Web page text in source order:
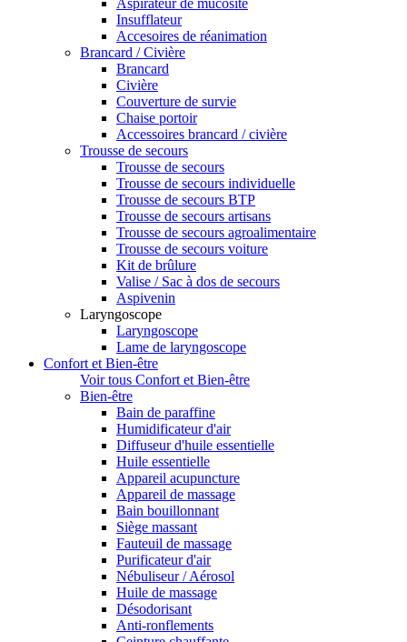
Aspirateur de mucosité
Insufflateur
Accesoires de réanimation
Brancard / Civière
Brancard
Civière
Couverture de survie
Chaise portoir
Accessoires brancard / civière
Trousse de secours
Trousse de secours
Trousse de secours individuelle
Trousse de secours BTP
Trousse de secours artisans
Trousse de secours agroalimentaire
Trousse de secours voiture
Kit de brûlure
Valise / Sac à dos de secours
Aspivenin
Laryngoscope
Laryngoscope
Lame de laryngoscope
Confort et Bien-être
Voir tous Confort et Bien-être
Bien-être
Bain de paraffine
Humidificateur d'air
Diffuseur d'huile essentielle
Huile essentielle
Appareil acupuncture
Appareil de massage
Bain bouillonnant
Siège massant
Fauteuil de massage
Purificateur d'air
Nébuliseur / Aérosol
Huile de massage
Désodorisant
Anti-ronflements